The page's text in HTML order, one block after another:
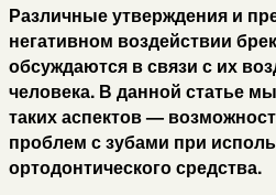
Различные утверждения и
негативном воздействии
обсуждаются в связи с их
человека. В данной статье
таких аспектов —
проблем с зубами при
ортодонтического средства.